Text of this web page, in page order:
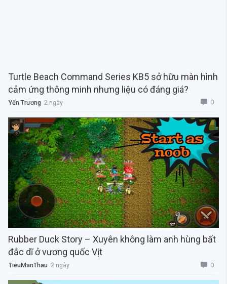
Turtle Beach Command Series KB5 sở hữu màn hình
cảm ứng thông minh nhưng liệu có đáng giá?
Yến Trương 2 ngày 0
Rubber Duck Story – Xuyên không làm anh hùng bất
đắc dĩ ở vương quốc Vịt
TieuManThau 2 ngày 0